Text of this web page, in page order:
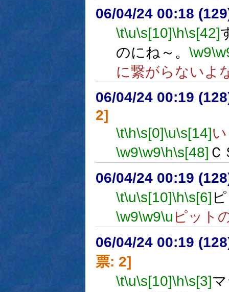
06/04/24 00:18
\t\u\s[10]\h\s[42]
のにね～。 \w9
に繋がらないよ
06/04/24 00:19
2]
\t\h\s[0]\u\s[14]
\w9\w9\h\s[48]
06/04/24 00:19
\t\u\s[10]\h\s[6]
\w9\w9\u ピット
06/04/24 00:19
票: 2]
\t\u\s[10]\h\s[3]